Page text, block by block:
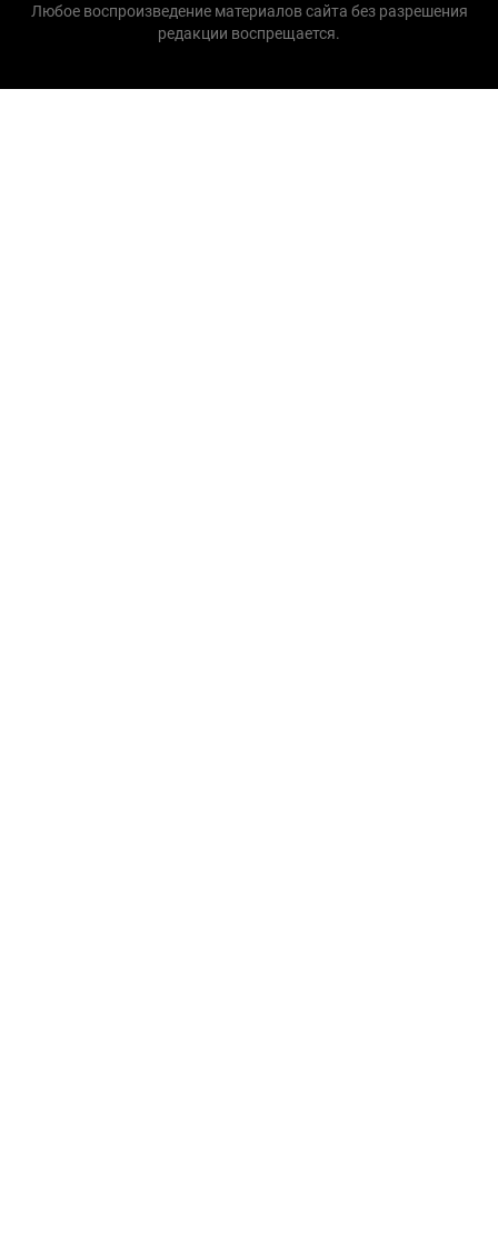
Любое воспроизведение материалов сайта без разрешения
редакции воспрещается.